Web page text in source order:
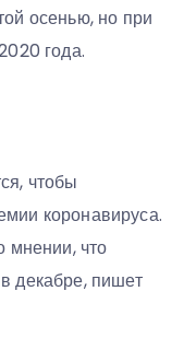
осенью, но при
года.
чтобы
коронавируса.
мнении, что
декабре, пишет